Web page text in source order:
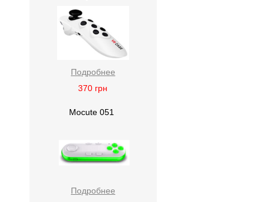
Подробнее
370 грн
Mocute 051
Подробнее